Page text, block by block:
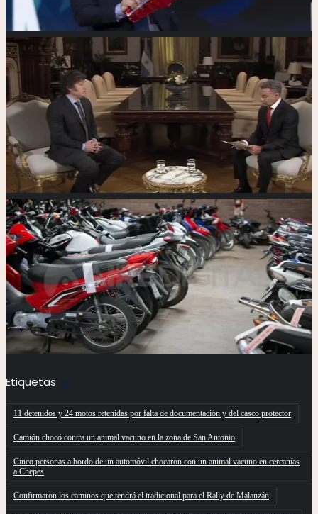
Etiquetas
11 detenidos y 24 motos retenidas por falta de documentación y del casco protector
Camión chocó contra un animal vacuno en la zona de San Antonio
Cinco personas a bordo de un automóvil chocaron con un animal vacuno en cercanías
a Chepes
Confirmaron los caminos que tendrá el tradicional para el Rally de Malanzán